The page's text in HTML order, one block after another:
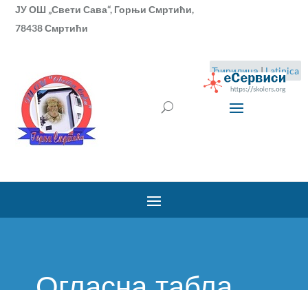
ЈУ ОШ „Свети Сава“, Горњи Смртићи,
78438 Смртићи
Ћирилица|Latinica